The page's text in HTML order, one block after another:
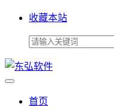
收藏本站
首页